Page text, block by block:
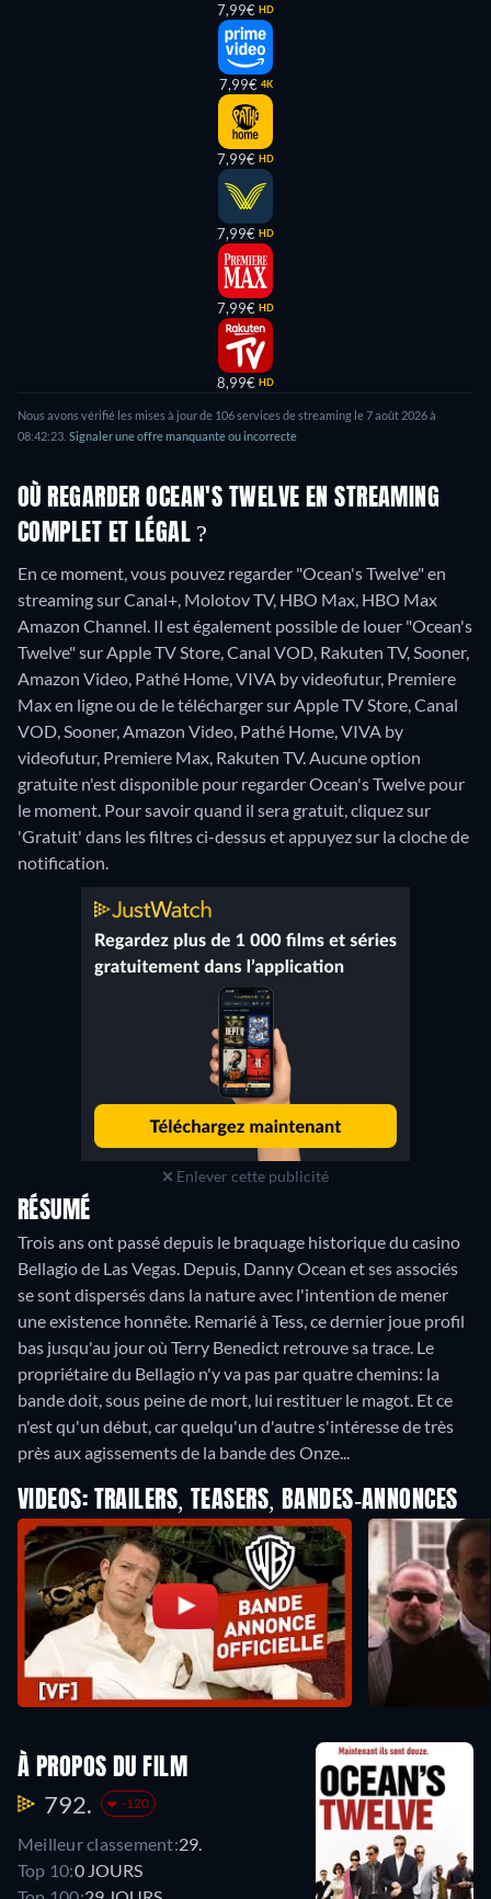
7,99€ HD
7,99€ 4K
7,99€ HD
7,99€ HD
7,99€ HD
8,99€ HD
Nous avons vérifié les mises à jour de 106 services de streaming le 7 août 2026 à
08:42:23. Signaler une offre manquante ou incorrecte
OÙ REGARDER OCEAN'S TWELVE EN STREAMING
COMPLET ET LÉGAL ?
En ce moment, vous pouvez regarder "Ocean's Twelve" en
streaming sur Canal+, Molotov TV, HBO Max, HBO Max
Amazon Channel. Il est également possible de louer "Ocean's
Twelve" sur Apple TV Store, Canal VOD, Rakuten TV, Sooner,
Amazon Video, Pathé Home, VIVA by videofutur, Premiere
Max en ligne ou de le télécharger sur Apple TV Store, Canal
VOD, Sooner, Amazon Video, Pathé Home, VIVA by
videofutur, Premiere Max, Rakuten TV.Aucune option
gratuite n'est disponible pour regarder Ocean's Twelve pour
le moment. Pour savoir quand il sera gratuit, cliquez sur
'Gratuit' dans les filtres ci-dessus et appuyez sur la cloche de
notification.
Enlever cette publicité
RÉSUMÉ
Trois ans ont passé depuis le braquage historique du casino
Bellagio de Las Vegas. Depuis, Danny Ocean et ses associés
se sont dispersés dans la nature avec l'intention de mener
une existence honnête. Remarié à Tess, ce dernier joue profil
bas jusqu'au jour où Terry Benedict retrouve sa trace. Le
propriétaire du Bellagio n'y va pas par quatre chemins: la
bande doit, sous peine de mort, lui restituer le magot. Et ce
n'est qu'un début, car quelqu'un d'autre s'intéresse de très
près aux agissements de la bande des Onze...
VIDEOS: TRAILERS, TEASERS, BANDES-ANNONCES
À PROPOS DU FILM
792. -120
Meilleur classement:29.
Top 10:0 JOURS